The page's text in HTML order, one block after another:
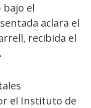
bajo el
aclara el
recibida el
el Instituto de